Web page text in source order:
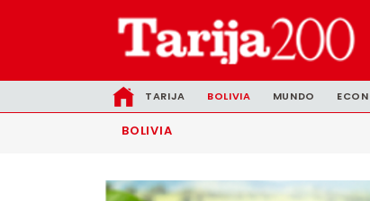
TARIJA BOLIVIA MUNDO
BOLIVIA